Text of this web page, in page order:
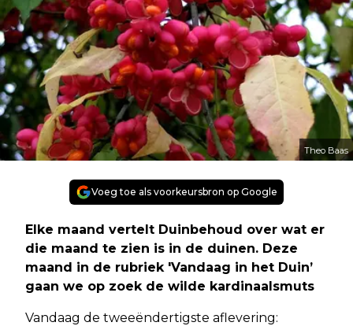
Theo Baas
Voeg toe als voorkeursbron op Google
Elke maand vertelt Duinbehoud over wat er
die maand te zien is in de duinen. Deze
maand in de rubriek 'Vandaag in het Duin’
gaan we op zoek de wilde kardinaalsmuts
Vandaag de tweeëndertigste aflevering: